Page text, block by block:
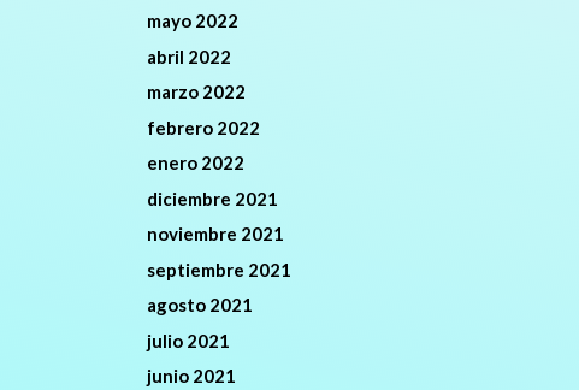
mayo 2022
abril 2022
marzo 2022
febrero 2022
enero 2022
diciembre 2021
noviembre 2021
septiembre 2021
agosto 2021
julio 2021
junio 2021